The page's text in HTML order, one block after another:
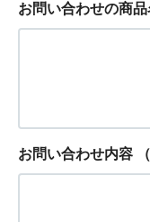
お問い合わせの商品
お問い合わせ内容